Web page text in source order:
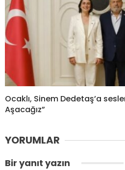
Ocaklı, Sinem Dedetaş’a
Aşacağız”
YORUMLAR
Bir yanıt yazın